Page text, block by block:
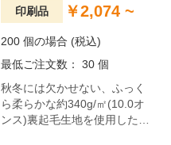
印刷品 ￥2,074 ~
200 個の場合 (税込)
最低ご注文数： 30 個
秋冬には欠かせない、ふっく
ら柔らかな約340g/㎡(10.0オ
ンス)裏起毛生地を使用したク